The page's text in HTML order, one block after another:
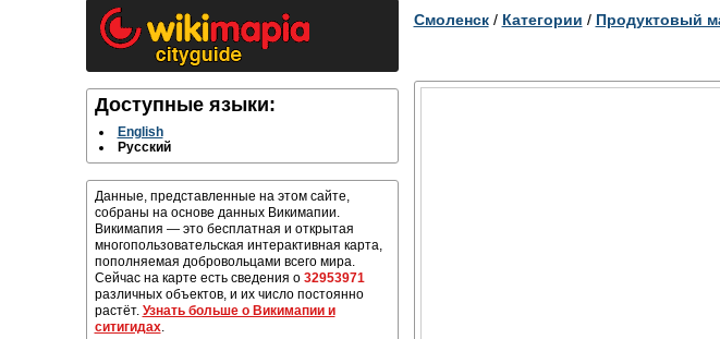
Доступные языки:
English
Русский
Данные, представленные на этом сайте,
собраны на основе данных Викимапии.
Викимапия — это бесплатная и открытая
многопользовательская интерактивная карта,
пополняемая добровольцами всего мира.
Сейчас на карте есть сведения о 32953971
различных объектов, и их число постоянно
растёт. Узнать больше о Викимапии и
ситигидах.
Смоленск/ Категории / Продуктовый